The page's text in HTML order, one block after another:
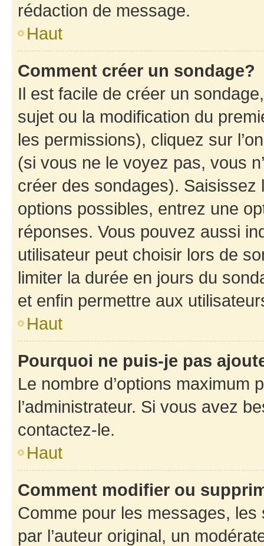
rédaction de message.
Haut
Comment créer un sondage?
Il est facile de créer un
sujet ou la modification du
les permissions), cliquez sur
(si vous ne le voyez pas, vous
créer des sondages).
options possibles, entrez une
réponses. Vous pouvez aussi
utilisateur peut choisir lors de
limiter la durée en jours du
et enfin permettre aux
Haut
Pourquoi ne puis-je pas
Le nombre d’options maximum
l’administrateur. Si vous avez
contactez-le.
Haut
Comment modifier ou
Comme pour les messages,
par l’auteur original, un